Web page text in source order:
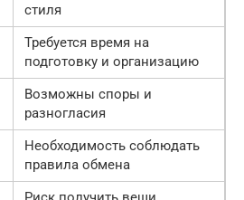
стиля
Требуется время на
подготовку и организацию
Возможны споры и
разногласия
Необходимость соблюдать
правила обмена